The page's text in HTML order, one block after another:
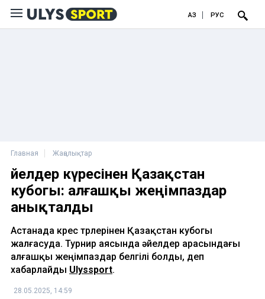
ҚАЗ РУС
Главная Жаңалықтар
Әйелдер күресінен Қазақстан
кубогы: алғашқы жеңімпаздар
анықталды
Астанада күрес түрлерінен Қазақстан кубогы
жалғасуда. Турнир аясында әйелдер арасындағы
алғашқы жеңімпаздар белгілі болды, деп
хабарлайды Ulyssport.
28.05.2025, 14:59